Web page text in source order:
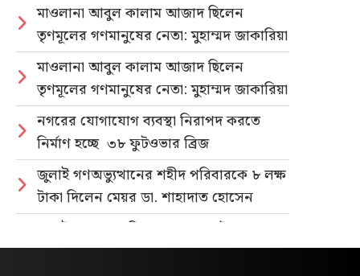
মাওলানা আবুল কালাম আজাদ ছিলেন
তৃণমূলের গণমানুষের নেতা: মুহাম্মদ জাকারিয়া
মাওলানা আবুল কালাম আজাদ ছিলেন
তৃণমূলের গণমানুষের নেতা: মুহাম্মদ জাকারিয়া
নগরের যোগাযোগ ব্যবস্থা নিরাপদ করতে
নির্মাণ হচ্ছে ৩৮ ফুটওভার ব্রিজ
জুলাই গণঅভ্যুত্থানের শহীদ পরিবারকে ৮ লক্ষ
টাকা দিলেন মেয়র ডা. শাহাদাত হোসেন
জুলাই গণহত্যার বিচার ও গণভোটের গণরায়
বাস্তবায়নের দাবিতে জাতীয় ছাত্রশক্তির